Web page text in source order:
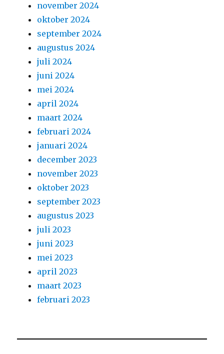
november 2024
oktober 2024
september 2024
augustus 2024
juli 2024
juni 2024
mei 2024
april 2024
maart 2024
februari 2024
januari 2024
december 2023
november 2023
oktober 2023
september 2023
augustus 2023
juli 2023
juni 2023
mei 2023
april 2023
maart 2023
februari 2023